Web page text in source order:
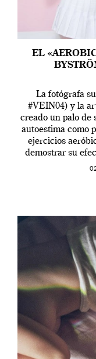
EL
La fotógrafa
#VEIN04) y la
creado un palo de
autoestima como
ejercicios
demostrar su